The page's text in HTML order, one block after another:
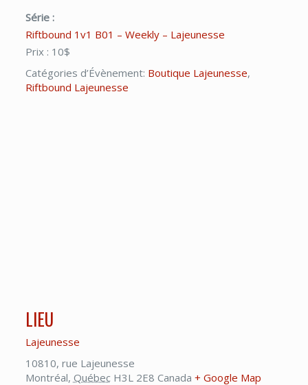
Série :
Riftbound 1v1 B01 – Weekly – Lajeunesse
Prix : 10$
Catégories d’Évènement: Boutique Lajeunesse,
Riftbound Lajeunesse
LIEU
Lajeunesse
10810, rue Lajeunesse
Montréal, Québec H3L 2E8 Canada + Google Map